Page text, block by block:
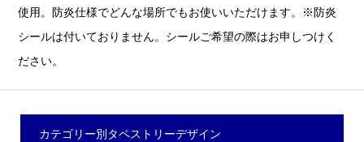
使用。防炎仕様でどんな場所でもお使いいただけます。※防炎
シールは付いておりません。シールご希望の際はお申しつけく
ださい。
カテゴリー別タペストリーデザイン